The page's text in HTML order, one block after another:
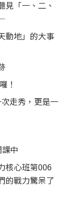
見「一、二、
動地」的大事
！
走秀，更是一
中
核心班第006
的戰力驚呆了